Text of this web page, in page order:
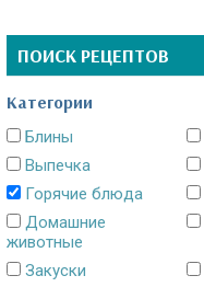
ПОИСК РЕЦЕПТОВ
Категории
Блины
Выпечка
Горячие блюда
Домашние
животные
Закуски